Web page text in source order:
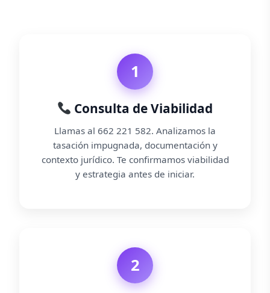
1
Consulta de Viabilidad
Llamas al 662 221 582. Analizamos la
tasación impugnada, documentación y
contexto jurídico. Te confirmamos viabilidad
y estrategia antes de iniciar.
2